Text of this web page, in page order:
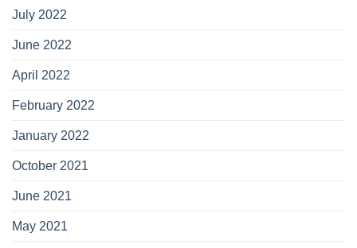
July 2022
June 2022
April 2022
February 2022
January 2022
October 2021
June 2021
May 2021